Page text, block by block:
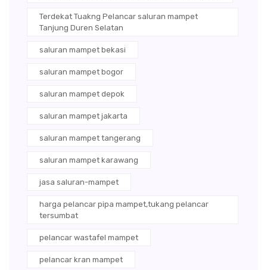
Terdekat Tuakng Pelancar saluran mampet
Tanjung Duren Selatan
saluran mampet bekasi
saluran mampet bogor
saluran mampet depok
saluran mampet jakarta
saluran mampet tangerang
saluran mampet karawang
jasa saluran-mampet
harga pelancar pipa mampet,tukang pelancar
tersumbat
pelancar wastafel mampet
pelancar kran mampet